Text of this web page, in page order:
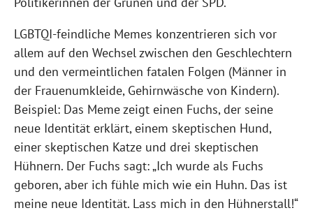
LGBTQI-feindliche Memes konzentrieren sich vor
allem auf den Wechsel zwischen den Geschlechtern
und den vermeintlichen fatalen Folgen (Männer in
der Frauenumkleide, Gehirnwäsche von Kindern).
Beispiel: Das Meme zeigt einen Fuchs, der seine
neue Identität erklärt, einem skeptischen Hund,
einer skeptischen Katze und drei skeptischen
Hühnern. Der Fuchs sagt: „Ich wurde als Fuchs
geboren, aber ich fühle mich wie ein Huhn. Das ist
meine neue Identität. Lass mich in den Hühnerstall!“